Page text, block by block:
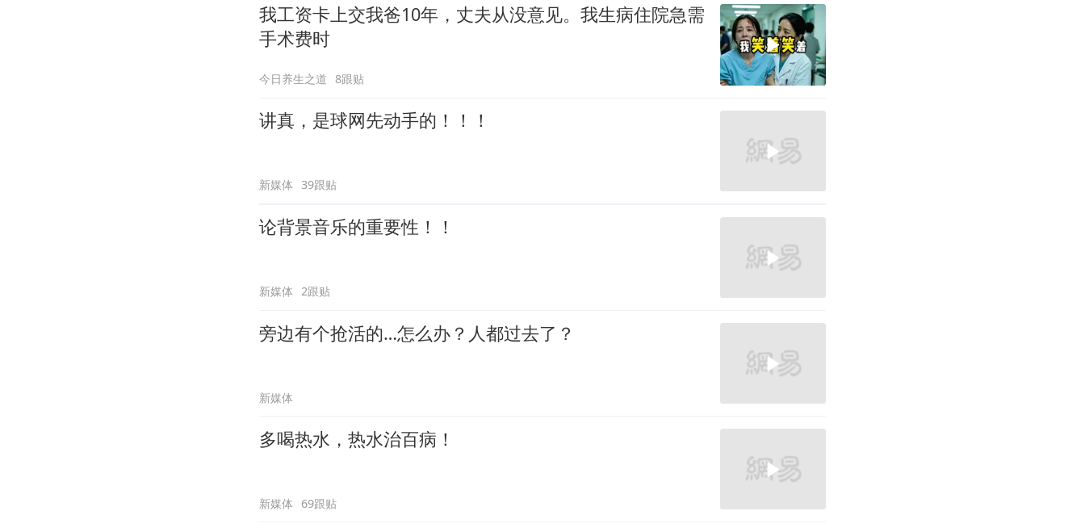
我工资卡上交我爸10年，丈夫从没意见。我生病住院急需
手术费时
今日养生之道 8跟贴
讲真，是球网先动手的！！！
新媒体 39跟贴
论背景音乐的重要性！！
新媒体 2跟贴
旁边有个抢活的…怎么办？人都过去了？
新媒体
多喝热水，热水治百病！
新媒体 69跟贴